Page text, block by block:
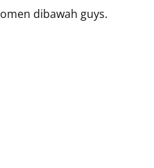
dibawah guys.